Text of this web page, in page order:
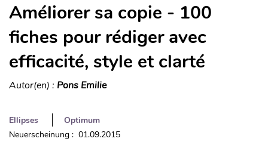
Améliorer sa copie - 100
fiches pour rédiger avec
efficacité, style et clarté
Autor(en) : Pons Emilie
Ellipses
Optimum
Neuerscheinung : 01.09.2015